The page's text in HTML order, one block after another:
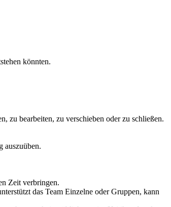
könnten.
zu bearbeiten, zu verschieben oder zu schließen.
auszuüben.
Zeit verbringen.
das Team Einzelne oder Gruppen, kann